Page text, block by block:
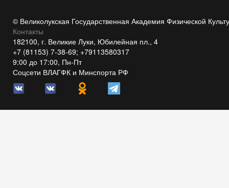
© Великолукская Государственная Академия Физической
Контакты
182100, г. Великие Луки, Юбилейная пл., 4
+7 (81153) 7-38-69; +79113580317
9:00 до 17:00, Пн-Пт
Соцсети ВЛАГФК и Минспорта РФ